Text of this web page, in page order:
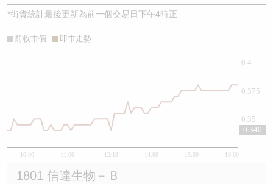
*街貨統計最後更新為前一個交易日下午4時正
前收市價 即市走勢
10:00 11:00 12/13 14:00 15:00 16:00
0.35
0.375
0.4
0.340
1801 信達生物－Ｂ